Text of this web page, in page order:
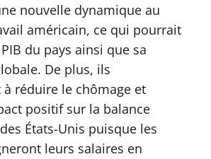
nouvelle dynamique au
américain, ce qui pourrait
du pays ainsi que sa
De plus, ils
réduire le chômage et
positif sur la balance
États-Unis puisque les
leurs salaires en